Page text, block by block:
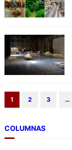
1 2 3 …
COLUMNAS